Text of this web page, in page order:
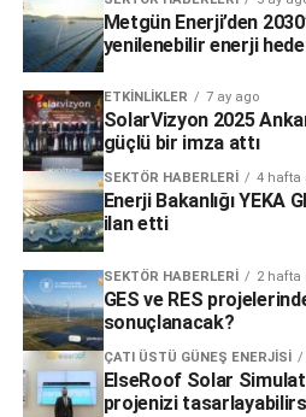
Metgün Enerji’den
yenilenebilir enerji
ETKINLIKLER 7 ay ago
SolarVizyon 2025
güçlü bir imza attı
SEKTÖR HABERLERI 4 hafta
Enerji Bakanlığı YEKA
ilan etti
SEKTÖR HABERLERI 2 hafta
GES ve RES
sonuçlanacak?
ÇATI ÜSTÜ GÜNEŞ ENERJISI
ElseRoof Solar
projenizi